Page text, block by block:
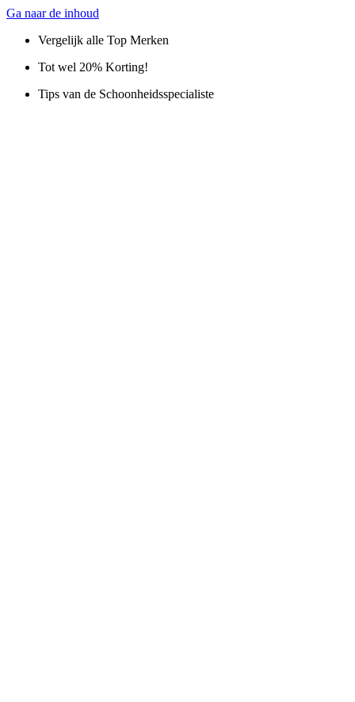
Ga naar de inhoud
Vergelijk alle Top Merken
Tot wel 20% Korting!
Tips van de Schoonheidsspecialiste